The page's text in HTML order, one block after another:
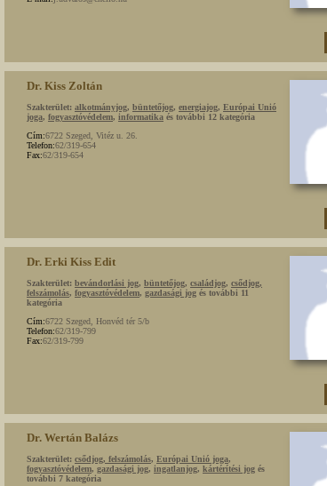
Dr. Kiss Zoltán
Szakterület: alkotmányjog, büntetőjog, energiajog, Európai Unió
joga, fogyasztóvédelem, informatika és további 12 kategória
Cím:6722 Szeged, Vitéz u. 26.
Telefon:62/319-654
Fax:62/319-654
Dr. Erki Kiss Edit
Szakterület: bevándorlási jog, büntetőjog, családjog, csődjog,
felszámolás, fogyasztóvédelem, gazdasági jog és további 11
kategória
Cím:6722 Szeged, Honvéd tér 5/b
Telefon:62/319-799
Fax:62/319-799
Dr. Wertán Balázs
Szakterület: csődjog, felszámolás, Európai Unió joga,
fogyasztóvédelem, gazdasági jog, ingatlanjog, kártérítési jog és
további 7 kategória